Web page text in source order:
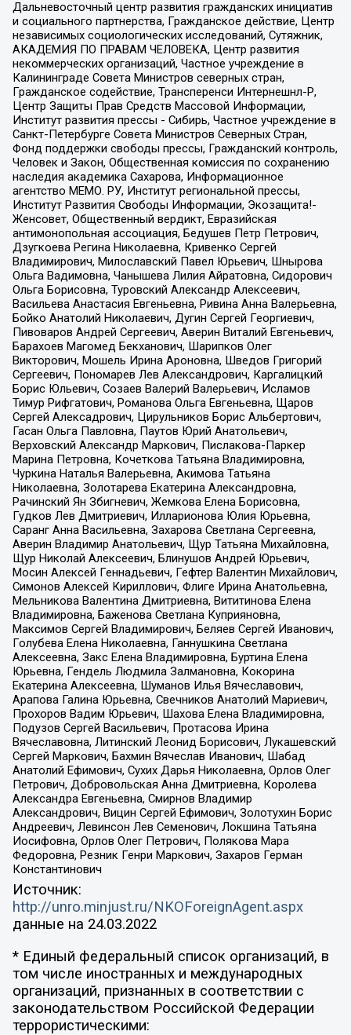
Дальневосточный центр развития гражданских инициатив
и социального партнерства, Гражданское действие, Центр
независимых социологических исследований, Сутяжник,
АКАДЕМИЯ ПО ПРАВАМ ЧЕЛОВЕКА, Центр развития
некоммерческих организаций, Частное учреждение в
Калининграде Совета Министров северных стран,
Гражданское содействие, Трансперенси Интернешнл-Р,
Центр Защиты Прав Средств Массовой Информации,
Институт развития прессы - Сибирь, Частное учреждение в
Санкт-Петербурге Совета Министров Северных Стран,
Фонд поддержки свободы прессы, Гражданский контроль,
Человек и Закон, Общественная комиссия по сохранению
наследия академика Сахарова, Информационное
агентство МЕМО. РУ, Институт региональной прессы,
Институт Развития Свободы Информации, Экозащита!-
Женсовет, Общественный вердикт, Евразийская
антимонопольная ассоциация, Бедушев Петр Петрович,
Дзугкоева Регина Николаевна, Кривенко Сергей
Владимирович, Милославский Павел Юрьевич, Шнырова
Ольга Вадимовна, Чанышева Лилия Айратовна, Сидорович
Ольга Борисовна, Туровский Александр Алексеевич,
Васильева Анастасия Евгеньевна, Ривина Анна Валерьевна,
Бойко Анатолий Николаевич, Дугин Сергей Георгиевич,
Пивоваров Андрей Сергеевич, Аверин Виталий Евгеньевич,
Барахоев Магомед Бекханович, Шарипков Олег
Викторович, Мошель Ирина Ароновна, Шведов Григорий
Сергеевич, Пономарев Лев Александрович, Каргалицкий
Борис Юльевич, Созаев Валерий Валерьевич, Исламов
Тимур Рифгатович, Романова Ольга Евгеньевна, Щаров
Сергей Алексадрович, Цирульников Борис Альбертович,
Гасан Ольга Павловна, Паутов Юрий Анатольевич,
Верховский Александр Маркович, Пислакова-Паркер
Марина Петровна, Кочеткова Татьяна Владимировна,
Чуркина Наталья Валерьевна, Акимова Татьяна
Николаевна, Золотарева Екатерина Александровна,
Рачинский Ян Збигневич, Жемкова Елена Борисовна,
Гудков Лев Дмитриевич, Илларионова Юлия Юрьевна,
Саранг Анна Васильевна, Захарова Светлана Сергеевна,
Аверин Владимир Анатольевич, Щур Татьяна Михайловна,
Щур Николай Алексеевич, Блинушов Андрей Юрьевич,
Мосин Алексей Геннадьевич, Гефтер Валентин Михайлович,
Симонов Алексей Кириллович, Флиге Ирина Анатольевна,
Мельникова Валентина Дмитриевна, Вититинова Елена
Владимировна, Баженова Светлана Куприяновна,
Максимов Сергей Владимирович, Беляев Сергей Иванович,
Голубева Елена Николаевна, Ганнушкина Светлана
Алексеевна, Закс Елена Владимировна, Буртина Елена
Юрьевна, Гендель Людмила Залмановна, Кокорина
Екатерина Алексеевна, Шуманов Илья Вячеславович,
Арапова Галина Юрьевна, Свечников Анатолий Мариевич,
Прохоров Вадим Юрьевич, Шахова Елена Владимировна,
Подузов Сергей Васильевич, Протасова Ирина
Вячеславовна, Литинский Леонид Борисович, Лукашевский
Сергей Маркович, Бахмин Вячеслав Иванович, Шабад
Анатолий Ефимович, Сухих Дарья Николаевна, Орлов Олег
Петрович, Добровольская Анна Дмитриевна, Королева
Александра Евгеньевна, Смирнов Владимир
Александрович, Вицин Сергей Ефимович, Золотухин Борис
Андреевич, Левинсон Лев Семенович, Локшина Татьяна
Иосифовна, Орлов Олег Петрович, Полякова Мара
Федоровна, Резник Генри Маркович, Захаров Герман
Константинович
Источник:
http://unro.minjust.ru/NKOForeignAgent.aspx
данные на 24.03.2022
* Единый федеральный список организаций, в
том числе иностранных и международных
организаций, признанных в соответствии с
законодательством Российской Федерации
террористическими: